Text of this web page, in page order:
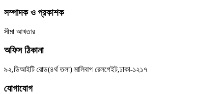
সম্পাদক ও প্রকাশক
সীমা আখতার
অফিস ঠিকানা
৯২,ডিআইটি রোড(৪র্থ তলা) মালিবাগ রেলগেইট,ঢাকা-১২১৭
যোগাযোগ